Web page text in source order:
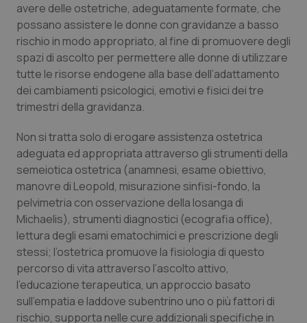
Puglia
Sardegna
Sicilia
Toscana
Umbria
Valle D’Aosta
Veneto
Malattie rare
Malattia di Crohn & Rettocolite Ulcerosa
Neuroscienze & patologie neurodegenerative
Obesità
Oftalmologia
Oncodermatologia
Oncoematologia
Oncologia & Nutrizione
Psoriasi & pelle
avere delle ostetriche, adeguatamente formate, che
possano assistere le donne con gravidanze a basso
rischio in modo appropriato, al fine di promuovere degli
spazi di ascolto per permettere alle donne di utilizzare
tutte le risorse endogene alla base dell’adattamento
dei cambiamenti psicologici, emotivi e fisici dei tre
trimestri della gravidanza.
Non si tratta solo di erogare assistenza ostetrica
adeguata ed appropriata attraverso gli strumenti della
semeiotica ostetrica (anamnesi, esame obiettivo,
manovre di Leopold, misurazione sinfisi-fondo, la
pelvimetria con osservazione della losanga di
Michaelis), strumenti diagnostici (ecografia office),
lettura degli esami ematochimici e prescrizione degli
stessi; l’ostetrica promuove la fisiologia di questo
percorso di vita attraverso l’ascolto attivo,
l’educazione terapeutica, un approccio basato
sull’empatia e laddove subentrino uno o più fattori di
rischio, supporta nelle cure addizionali specifiche in